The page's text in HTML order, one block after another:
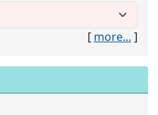
[ more... ]